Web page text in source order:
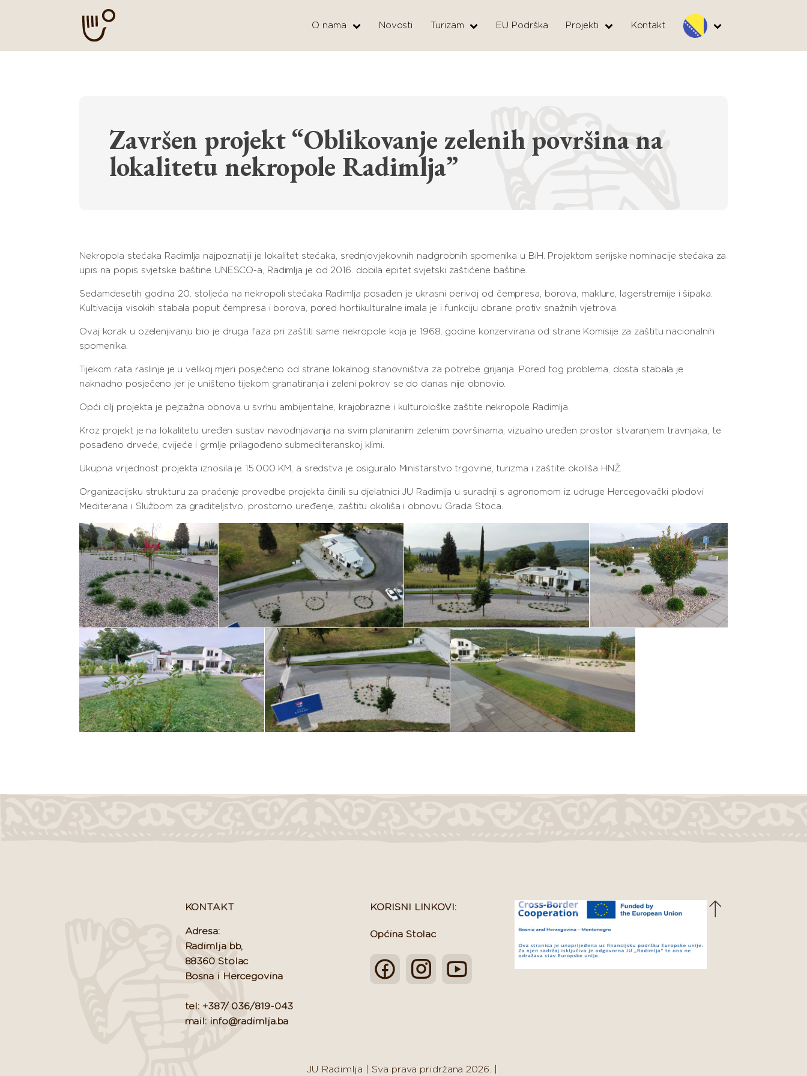
O nama Novosti Turizam EU Podrška Projekti Kontakt
Završen projekt “Oblikovanje zelenih površina na
lokalitetu nekropole Radimlja”
Nekropola stećaka Radimlja najpoznatiji je lokalitet stećaka, srednjovjekovnih nadgrobnih spomenika u BiH. Projektom serijske nominacije stećaka za
upis na popis svjetske baštine UNESCO-a, Radimlja je od 2016. dobila epitet svjetski zaštićene baštine.
Sedamdesetih godina 20. stoljeća na nekropoli stećaka Radimlja posađen je ukrasni perivoj od čempresa, borova, maklure, lagerstremije i šipaka.
Kultivacija visokih stabala poput čempresa i borova, pored hortikulturalne imala je i funkciju obrane protiv snažnih vjetrova.
Ovaj korak u ozelenjivanju bio je druga faza pri zaštiti same nekropole koja je 1968. godine konzervirana od strane Komisije za zaštitu nacionalnih
spomenika.
Tijekom rata raslinje je u velikoj mjeri posječeno od strane lokalnog stanovništva za potrebe grijanja. Pored tog problema, dosta stabala je
naknadno posječeno jer je uništeno tijekom granatiranja i zeleni pokrov se do danas nije obnovio.
Opći cilj projekta je pejzažna obnova u svrhu ambijentalne, krajobrazne i kulturološke zaštite nekropole Radimlja.
Kroz projekt je na lokalitetu uređen sustav navodnjavanja na svim planiranim zelenim površinama, vizualno uređen prostor stvaranjem travnjaka, te
posađeno drveće, cvijeće i grmlje prilagođeno submediteranskoj klimi.
Ukupna vrijednost projekta iznosila je 15.000 KM, a sredstva je osiguralo Ministarstvo trgovine, turizma i zaštite okoliša HNŽ.
Organizacijsku strukturu za praćenje provedbe projekta činili su djelatnici JU Radimlja u suradnji s agronomom iz udruge Hercegovački plodovi
Mediterana i Službom za graditeljstvo, prostorno uređenje, zaštitu okoliša i obnovu Grada Stoca.
KONTAKT
Adresa:
Radimlja bb,
88360 Stolac
Bosna i Hercegovina
tel: +387/ 036/819-043
mail: info@radimlja.ba
KORISNI LINKOVI:
Općina Stolac
JU Radimlja Sva prava pridržana 2026.